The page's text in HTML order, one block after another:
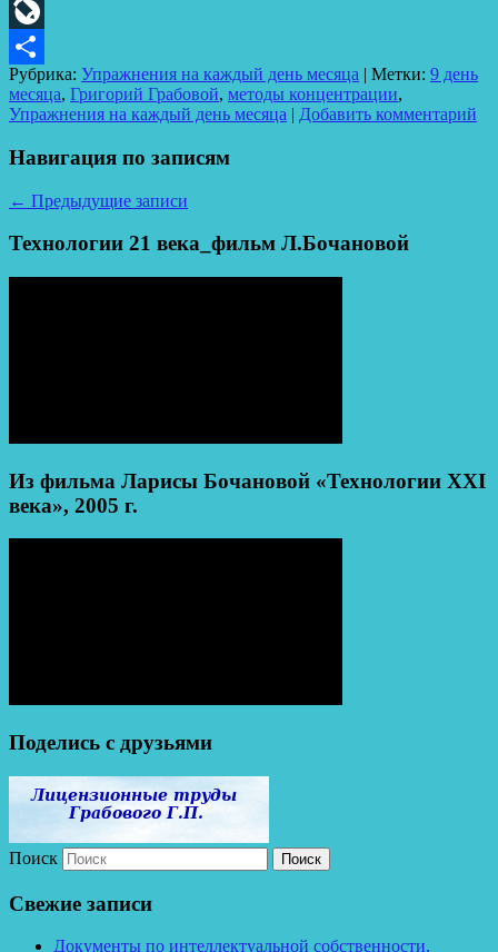
Odnoklassniki
LiveJournal
Отправить
Рубрика: Упражнения на каждый день месяца | Метки: 9 день
месяца, Григорий Грабовой, методы концентрации,
Упражнения на каждый день месяца | Добавить комментарий
Навигация по записям
← Предыдущие записи
Технологии 21 века_фильм Л.Бочановой
Из фильма Ларисы Бочановой «Технологии XXI
века», 2005 г.
Поделись с друзьями
Поиск
Свежие записи
Документы по интеллектуальной собственности,